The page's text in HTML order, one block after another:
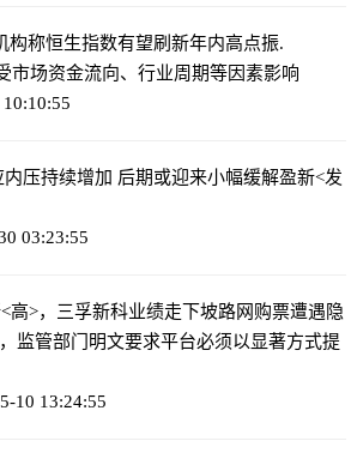
构称恒生指数有望刷新年内高点振.
市场资金流向、行业周期等因素影响
压持续增加 后期或迎来小幅缓解盈新<发
03:23:55
高>，三孚新科业绩走下坡路网购票遭遇隐
监管部门明文要求平台必须以显著方式提
10 13:24:55